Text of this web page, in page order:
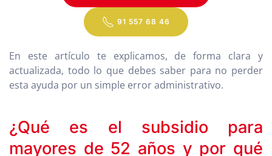
91 557 68 46
En este artículo te explicamos, de forma clara y
actualizada, todo lo que debes saber para no perder
esta ayuda por un simple error administrativo.
¿Qué es el subsidio para
mayores de 52 años y por qué